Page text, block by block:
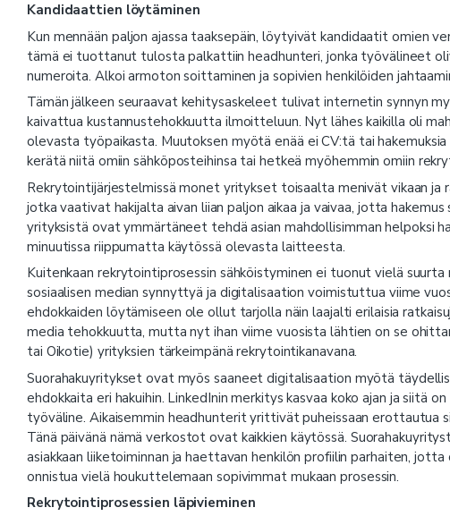
Kandidaattien löytäminen
Kun mennään paljon ajassa taaksepäin, löytyivät kandidaatit omien
tämä ei tuottanut tulosta palkattiin headhunteri, jonka työvälineet
numeroita. Alkoi armoton soittaminen ja sopivien henkilöiden
Tämän jälkeen seuraavat kehitysaskeleet tulivat internetin synnyn
kaivattua kustannustehokkuutta ilmoitteluun. Nyt lähes kaikilla oli
olevasta työpaikasta. Muutoksen myötä enää ei CV:tä tai
kerätä niitä omiin sähköposteihinsa tai hetkeä myöhemmin omiin
Rekrytointijärjestelmissä monet yritykset toisaalta menivät vikaan ja
jotka vaativat hakijalta aivan liian paljon aikaa ja vaivaa, jotta
yrityksistä ovat ymmärtäneet tehdä asian mahdollisimman helpoksi
minuutissa riippumatta käytössä olevasta laitteesta.
Kuitenkaan rekrytointiprosessin sähköistyminen ei tuonut vielä
sosiaalisen median synnyttyä ja digitalisaation voimistuttua viime
ehdokkaiden löytämiseen ole ollut tarjolla näin laajalti erilaisia
media tehokkuutta, mutta nyt ihan viime vuosista lähtien on se
tai Oikotie) yrityksien tärkeimpänä rekrytointikanavana.
Suorahakuyritykset ovat myös saaneet digitalisaation myötä
ehdokkaita eri hakuihin. LinkedInin merkitys kasvaa koko ajan ja siitä
työväline. Aikaisemmin headhunterit yrittivät puheissaan erottautua
Tänä päivänä nämä verkostot ovat kaikkien käytössä.
asiakkaan liiketoiminnan ja haettavan henkilön profiilin parhaiten,
onnistua vielä houkuttelemaan sopivimmat mukaan prosessin.
Rekrytointiprosessien läpivieminen